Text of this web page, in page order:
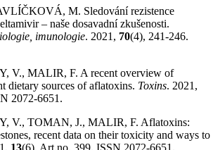
M. Sledování rezistence
– naše dosavadní zkušenosti.
imunologie. 2021, 70(4), 241-246.
V., MALIR, F. A recent overview of
dietary sources of aflatoxins. Toxins. 2021,
2072-6651.
V., TOMAN, J., MALIR, F. Aflatoxins:
recent data on their toxicity and ways to
13(6), Art.no. 399. ISSN 2072-6651.